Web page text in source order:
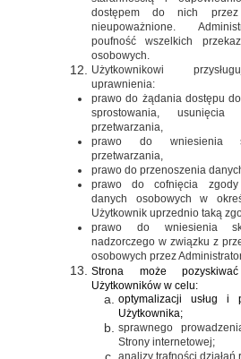
dostępem do nich
nieupoważnione.
poufność wszelkich
osobowych.
Użytkownikowi
uprawnienia:
prawo do żądania dostępu
sprostowania, usunięcia
przetwarzania,
prawo do wniesienia
przetwarzania,
prawo do przenoszenia
prawo do cofnięcia
danych osobowych w
Użytkownik uprzednio taką
prawo do wniesienia
nadzorczego w związku z
osobowych przez
Strona może
Użytkowników w celu:
optymalizacji usług i
Użytkownika;
sprawnego
Strony internetowej;
analizy trafności działań